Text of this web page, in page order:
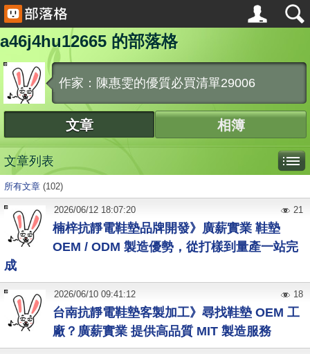
a46j4hu12665 的部落格
作家：陳惠雯的優質必買清單29006
文章 相簿
文章列表
所有文章 (102)
楠梓抗靜電鞋墊品牌開發》廣薪實業 鞋墊
OEM / ODM 製造優勢，從打樣到量產一站完
成
2026/06/12 18:07:20 21
台南抗靜電鞋墊客製加工》尋找鞋墊 OEM 工
廠？廣薪實業 提供高品質 MIT 製造服務
2026/06/10 09:41:12 18